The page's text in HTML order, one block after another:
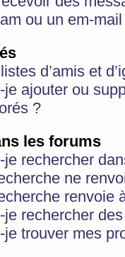
ou un em-
d’amis et
je ajouter ou
?
les forums
rechercher
ne
renvoie
rechercher
trouver mes